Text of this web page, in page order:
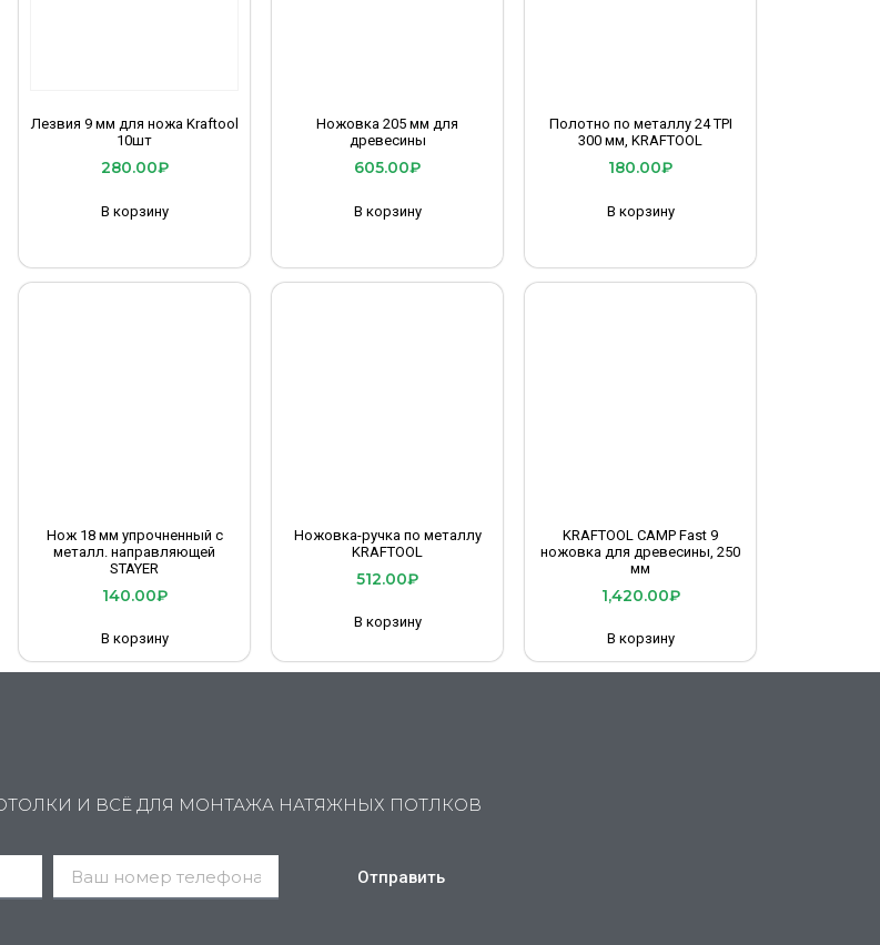
Лезвия 9 мм для ножа Kraftool
10шт
280.00₽
В корзину
Ножовка 205 мм для
древесины
605.00₽
В корзину
Полотно по металлу 24 TPI
300 мм, KRAFTOOL
180.00₽
В корзину
Нож 18 мм упрочненный с
металл. направляющей
STAYER
140.00₽
В корзину
Ножовка-ручка по металлу
KRAFTOOL
512.00₽
В корзину
KRAFTOOL CAMP Fast 9
ножовка для древесины, 250
мм
1,420.00₽
В корзину
И ВСЁ ДЛЯ МОНТАЖА НАТЯЖНЫХ ПОТЛКОВ
Отправить